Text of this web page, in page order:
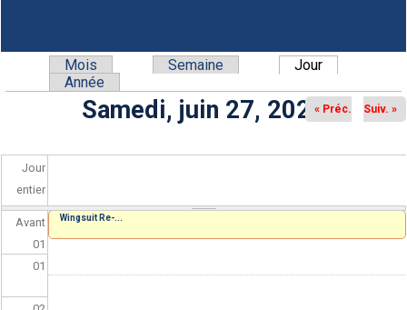
Onglets principaux
Mois Semaine Jour
Année
Samedi, juin 27, 2026« Préc. Suiv. »
Jour
entier
Avant
01
01
Wingsuit Re-...